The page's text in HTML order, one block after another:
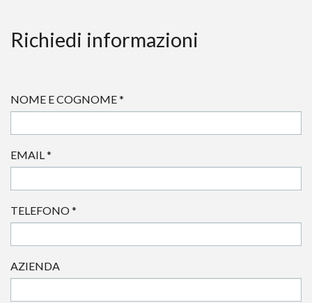
Richiedi informazioni
NOME E COGNOME*
EMAIL*
TELEFONO*
AZIENDA